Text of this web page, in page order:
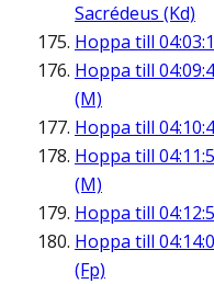
Sacrédeus (Kd)
Hoppa till
Hoppa till
(M)
Hoppa till
Hoppa till
(M)
Hoppa till
Hoppa till
(Fp)